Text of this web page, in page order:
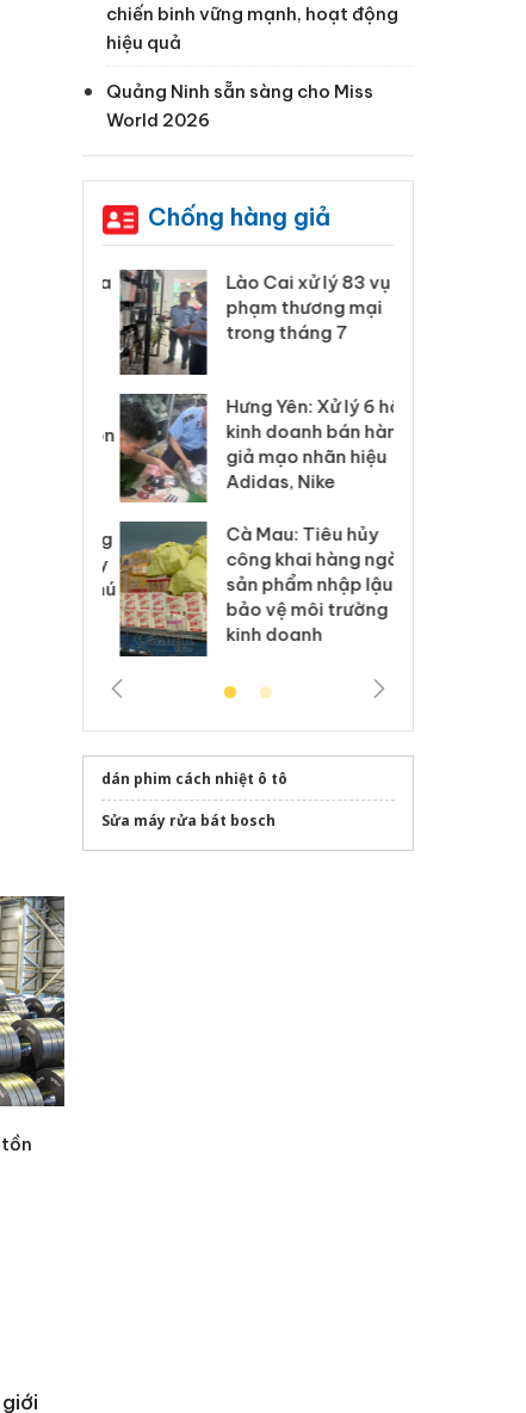
chiến binh vững mạnh, hoạt động
hiệu quả
Quảng Ninh sẵn sàng cho Miss
World 2026
Chống hàng giả
vụ
buôn
Tìm bị
án buôn
Đối tượng
dây
thú
Lào Cai xử lý 83 vụ vi
phạm thương mại
trong tháng 7
Hưng Yên: Xử lý 6 hộ
kinh doanh bán hàng
giả mạo nhãn hiệu
Adidas, Nike
Cà Mau: Tiêu hủy
công khai hàng ngàn
sản phẩm nhập lậu,
bảo vệ môi trường
kinh doanh
dán phim cách nhiệt ô tô
Sửa máy rửa bát bosch